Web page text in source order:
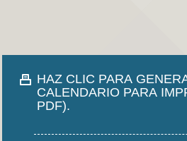
HAZ CLIC PARA
CALENDARIO PARA
PDF).